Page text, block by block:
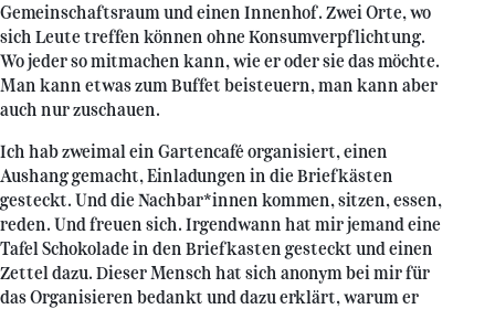
Gemeinschaftsraum und einen Innenhof. Zwei Orte, wo
sich Leute treffen können ohne Konsumverpflichtung.
Wo jeder so mitmachen kann, wie er oder sie das möchte.
Man kann etwas zum Buffet beisteuern, man kann aber
auch nur zuschauen.
Ich hab zweimal ein Gartencafé organisiert, einen
Aushang gemacht, Einladungen in die Briefkästen
gesteckt. Und die Nachbar*innen kommen, sitzen, essen,
reden. Und freuen sich. Irgendwann hat mir jemand eine
Tafel Schokolade in den Briefkasten gesteckt und einen
Zettel dazu. Dieser Mensch hat sich anonym bei mir für
das Organisieren bedankt und dazu erklärt, warum er